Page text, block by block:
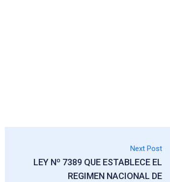
Next Post
LEY Nº 7389 QUE ESTABLECE EL
REGIMEN NACIONAL DE